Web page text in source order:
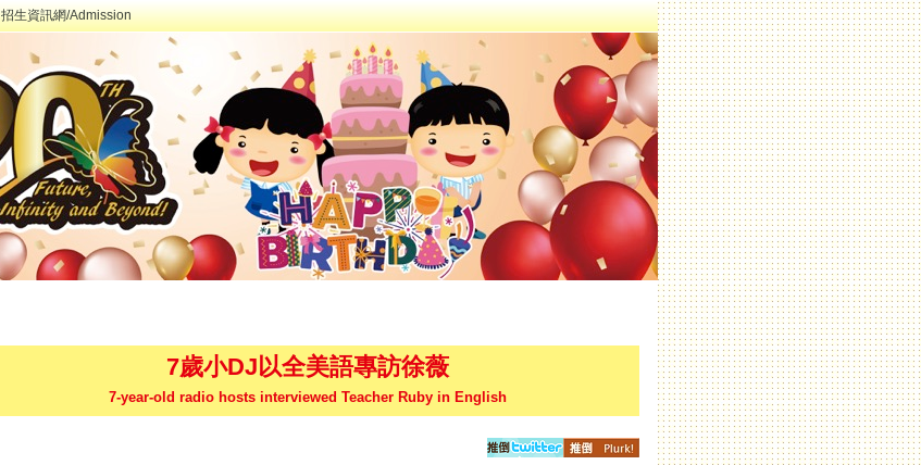
招生資訊網/Admission
7歲小DJ以全美語專訪徐薇
7-year-old radio hosts interviewed Teacher Ruby in English